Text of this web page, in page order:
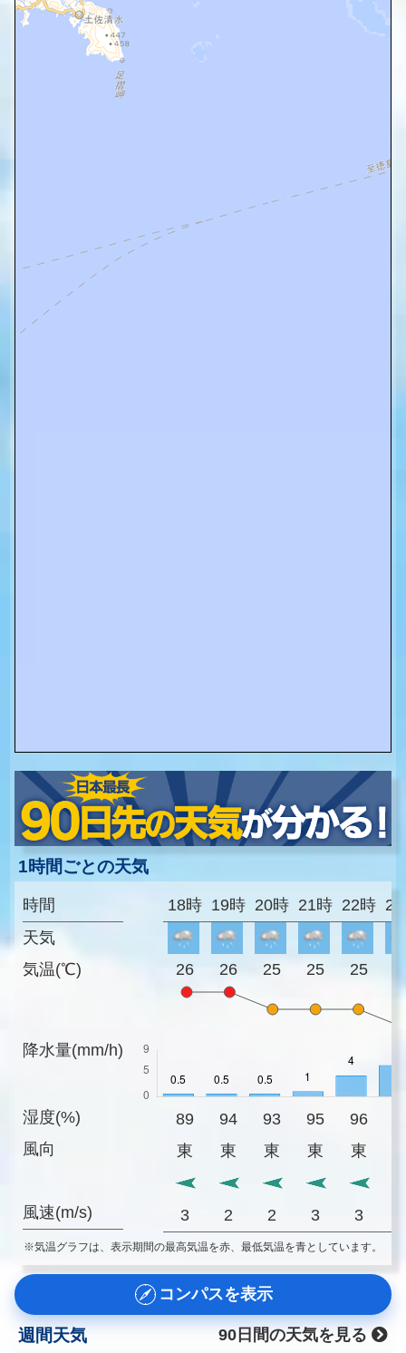
1時間ごとの天気
時間
天気
気温(℃)
降水量(mm/h)
湿度(%)
風向
風速(m/s)
18時 19時 20時 21時 22時
26 26 25 25 25
89 94 93 95 96
東
東 東 東 東
3 2 2 3 3
※気温グラフは、表示期間の最高気温を赤、最低気温を青としています。
コンパスを表示
週間天気
90日間の天気を見る